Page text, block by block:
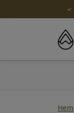
Hem